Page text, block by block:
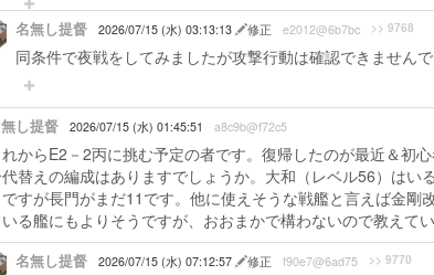
名無し提督 2026/07/15 (水) 03:13:13 修正 e2012@6b7bc >> 9768
同条件で夜戦をしてみましたが攻撃行動は確認できません
し提督 2026/07/15 (水) 01:45:51 a8c9b@f72c5
れからE2－2丙に挑む予定の者です。復帰したのが最近＆初
替えの編成はありますでしょうか。大和（レベル56）は
ですが長門がまだ11です。他に使えそうな戦艦と言えば金
る艦にもよりそうですが、おおまかで構わないので教えて
名無し提督 2026/07/15 (水) 07:12:57 修正 f90e7@6ad75 >> 9770